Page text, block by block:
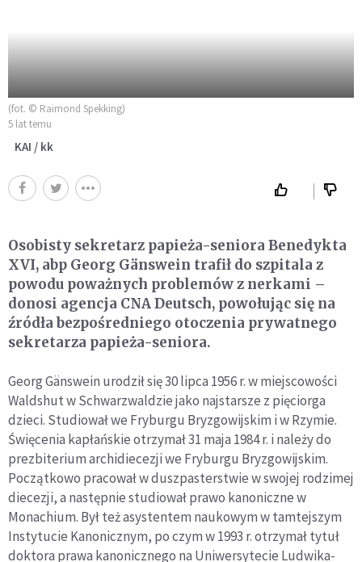
(fot. © Raimond Spekking)
5 lat temu
KAI / kk
Osobisty sekretarz papieża-seniora Benedykta
XVI, abp Georg Gänswein trafił do szpitala z
powodu poważnych problemów z nerkami –
donosi agencja CNA Deutsch, powołując się na
źródła bezpośredniego otoczenia prywatnego
sekretarza papieża-seniora.
Georg Gänswein urodził się 30 lipca 1956 r. w miejscowości
Waldshut w Schwarzwaldzie jako najstarsze z pięciorga
dzieci. Studiował we Fryburgu Bryzgowijskim i w Rzymie.
Święcenia kapłańskie otrzymał 31 maja 1984 r. i należy do
prezbiterium archidiecezji we Fryburgu Bryzgowijskim.
Początkowo pracował w duszpasterstwie w swojej rodzimej
diecezji, a następnie studiował prawo kanoniczne w
Monachium. Był też asystentem naukowym w tamtejszym
Instytucie Kanonicznym, po czym w 1993 r. otrzymał tytuł
doktora prawa kanonicznego na Uniwersytecie Ludwika-